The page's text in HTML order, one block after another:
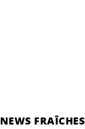
NEWS FRAÎCHES